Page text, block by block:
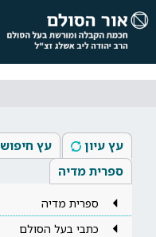
עץ עיון עץ חיפוש
ספרית מדיה
ספרית מדיה
כתבי בעל הסולם